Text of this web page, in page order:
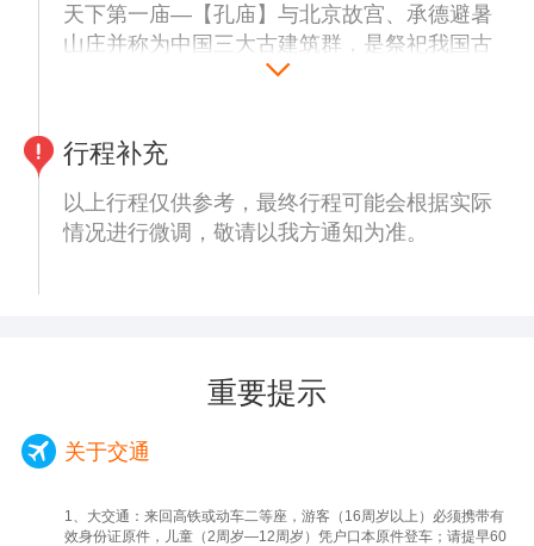
天下第一庙—【孔庙】与北京故宫、承德避暑
山庄并称为中国三大古建筑群，是祭祀我国古
代著名思想家和教育家孔子的祠庙，九进院
府第，中国封建社会官衙与内宅合一的典型建
筑，亲身感受孔子后裔生活之奢华，体验浓厚
的鲁南民俗。
G885 15：39-20;36 等（如曲阜到宁波没有
次）
行程补充
以上行程仅供参考，最终行程可能会根据实际
情况进行微调，敬请以我方通知为准。
重要提示
关于交通
1、大交通：来回高铁或动车二等座，游客（16周岁以上）必须携带有
效身份证原件，儿童（2周岁—12周岁）凭户口本原件登车；请提早60